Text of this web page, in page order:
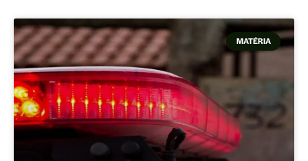
MATÉRIA